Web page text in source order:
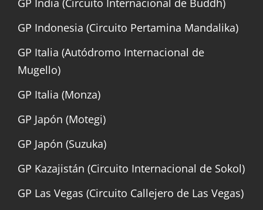
GP India (Circuito Internacional de Buddh)
GP Indonesia (Circuito Pertamina Mandalika)
GP Italia (Autódromo Internacional de
Mugello)
GP Italia (Monza)
GP Japón (Motegi)
GP Japón (Suzuka)
GP Kazajistán (Circuito Internacional de Sokol)
GP Las Vegas (Circuito Callejero de Las Vegas)